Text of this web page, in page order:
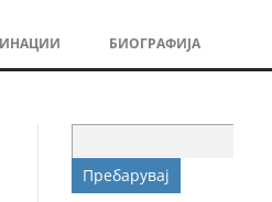
СПОРТ
БИОГРАФИЈА
за: